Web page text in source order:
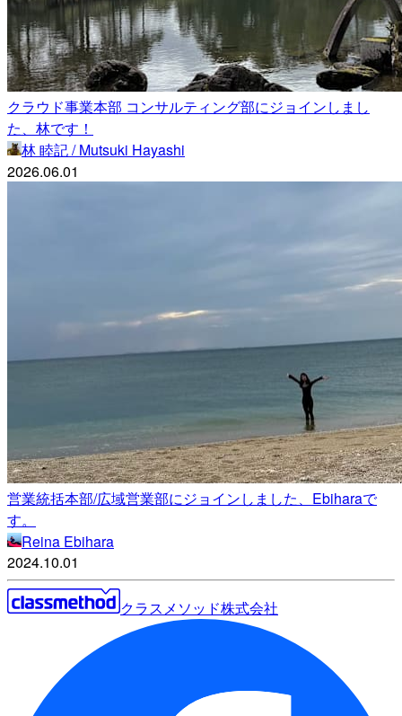
クラウド事業本部 コンサルティング部にジョインしまし
た、林です！
林 睦記 / Mutsuki Hayashi
2026.06.01
営業統括本部/広域営業部にジョインしました、Ebiharaで
す。
Reina Ebihara
2024.10.01
クラスメソッド株式会社